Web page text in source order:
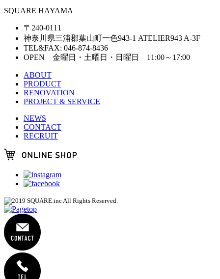
SQUARE HAYAMA
〒240-0111
神奈川県三浦郡葉山町一色943-1 ATELIER943 A-3F
TEL&FAX: 046-874-8436
OPEN 金曜日・土曜日・日曜日 11:00～17:00
ABOUT
PRODUCT
RENOVATION
PROJECT & SERVICE
NEWS
CONTACT
RECRUIT